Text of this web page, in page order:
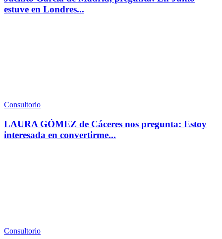
estuve en Londres...
Consultorio
LAURA GÓMEZ de Cáceres nos pregunta: Estoy
interesada en convertirme...
Consultorio